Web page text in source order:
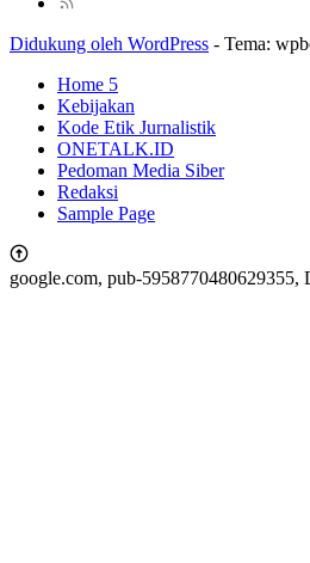
Didukung oleh WordPress - Tema:
Home 5
Kebijakan
Kode Etik Jurnalistik
ONETALK.ID
Pedoman Media Siber
Redaksi
Sample Page
google.com, pub-